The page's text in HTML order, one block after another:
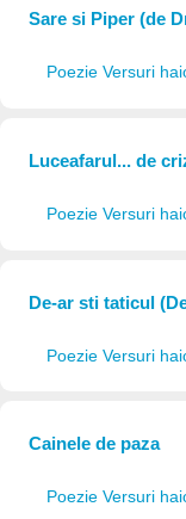
Sare si Piper (de
Poezie Versuri
Luceafarul... de
Poezie Versuri
De-ar sti taticul
Poezie Versuri
Cainele de paza
Poezie Versuri